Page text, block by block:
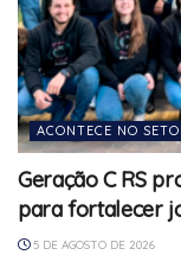
ACONTECE NO
Geração C RS
para fortalecer
5 DE AGOSTO DE 2026